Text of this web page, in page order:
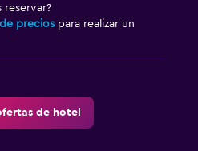
reservar?
precios para realizar un
de hotel